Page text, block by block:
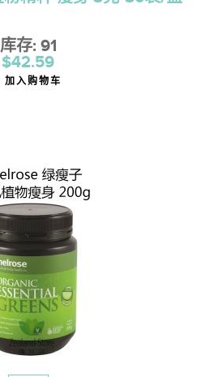
库存: 91
$42.59
加入购物车